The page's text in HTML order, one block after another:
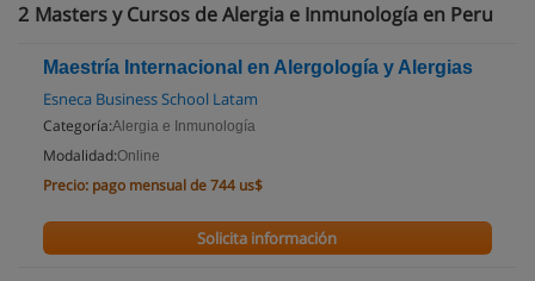
2 Masters y Cursos de Alergia e Inmunología en Peru
Maestría Internacional en Alergología y Alergias
Esneca Business School Latam
Categoría:Alergia e Inmunología
Modalidad:Online
Precio: pago mensual de 744 us$
Solicita información